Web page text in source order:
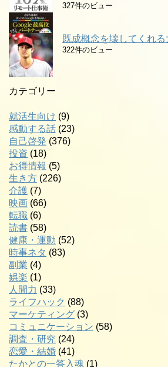
327件のビュー
既成概念を壊してくれ
322件のビュー
カテゴリー
就活生向け (9)
感動する話 (23)
自己啓発 (376)
投資 (18)
お得情報 (5)
生き方 (226)
介護 (7)
映画 (66)
転職 (6)
読書 (58)
健康・運動 (52)
時事ネタ (83)
副業 (4)
娯楽 (1)
人間力 (33)
ライフハック (88)
マーケティング (3)
コミュニケーション (58)
調査・研究 (24)
恋愛・結婚 (41)
たかとの一答入魂 (1)